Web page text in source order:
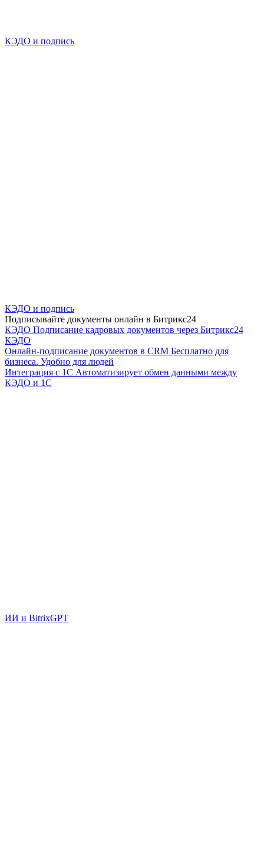
КЭДО и подпись
КЭДО и подпись
Подписывайте документы онлайн в Битрикс24
КЭДО Подписание кадровых документов через Битрикс24
КЭДО
Онлайн-подписание документов в CRM Бесплатно для
бизнеса. Удобно для людей
Интеграция с 1С Автоматизирует обмен данными между
КЭДО и 1С
ИИ и BitrixGPT